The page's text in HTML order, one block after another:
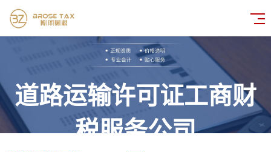
道路运输许可证工商财
税服务公司